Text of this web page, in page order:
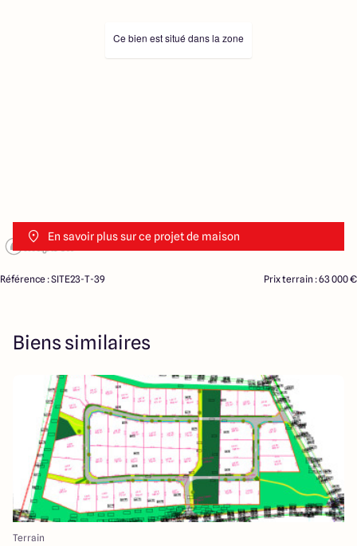
En savoir plus sur ce projet de maison
Ce bien est situé dans la zone
Référence : SITE23-T-39 Prix terrain : 63 000 €
Biens similaires
Terrain